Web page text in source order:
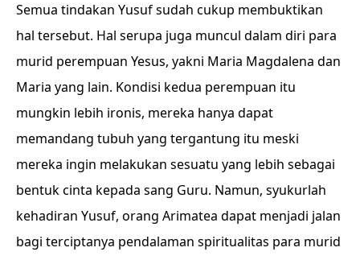
Semua tindakan Yusuf sudah cukup membuktikan
hal tersebut. Hal serupa juga muncul dalam diri para
murid perempuan Yesus, yakni Maria Magdalena dan
Maria yang lain. Kondisi kedua perempuan itu
mungkin lebih ironis, mereka hanya dapat
memandang tubuh yang tergantung itu meski
mereka ingin melakukan sesuatu yang lebih sebagai
bentuk cinta kepada sang Guru. Namun, syukurlah
kehadiran Yusuf, orang Arimatea dapat menjadi jalan
bagi terciptanya pendalaman spiritualitas para murid